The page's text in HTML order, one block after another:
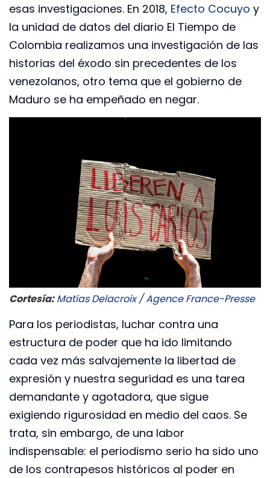
esas investigaciones. En 2018, Efecto Cocuyo y
la unidad de datos del diario El Tiempo de
Colombia realizamos una investigación de las
historias del éxodo sin precedentes de los
venezolanos, otro tema que el gobierno de
Maduro se ha empeñado en negar.
Cortesía: Matías Delacroix/Agence France-Presse
Para los periodistas, luchar contra una
estructura de poder que ha ido limitando
cada vez más salvajemente la libertad de
expresión y nuestra seguridad es una tarea
demandante y agotadora, que sigue
exigiendo rigurosidad en medio del caos. Se
trata, sin embargo, de una labor
indispensable: el periodismo serio ha sido uno
de los contrapesos históricos al poder en